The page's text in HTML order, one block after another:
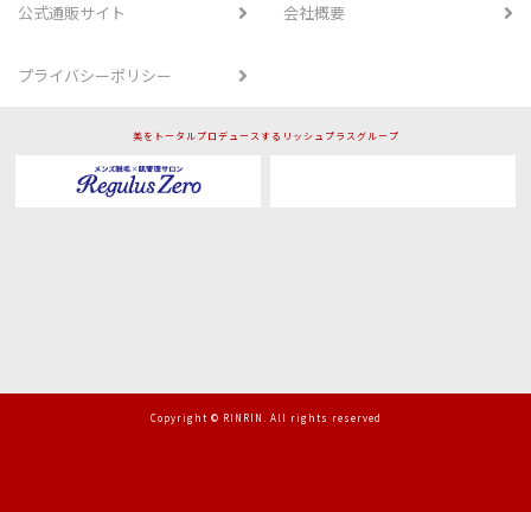
公式通販サイト 会社概要
プライバシーポリシー
美をトータルプロデュースするリッシュプラスグループ
Copyright © RINRIN. All rights reserved